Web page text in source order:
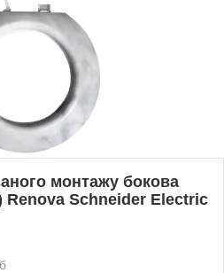
монтажу бокова
Renova Schneider Electric